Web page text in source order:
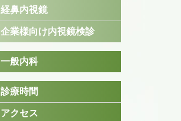
経鼻内視鏡
企業様向け内視鏡検診
一般内科
診療時間
アクセス